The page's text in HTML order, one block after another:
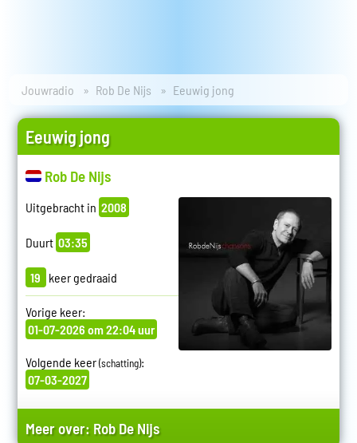
Jouwradio Rob De Nijs Eeuwig jong
Eeuwig jong
Rob De Nijs
Uitgebracht in 2008
Duurt 03:35
19 keer gedraaid
Vorige keer:
01-07-2026 om 22:04 uur
Volgende keer(schatting):
07-03-2027
Meer over: Rob De Nijs